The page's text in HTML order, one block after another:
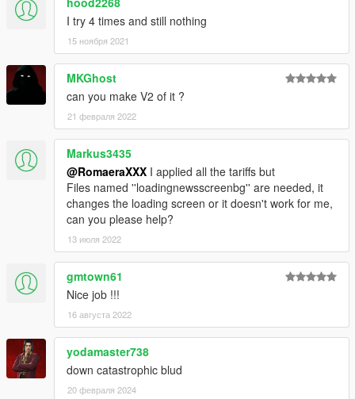
I try 4 times and still nothing
15 ноября 2021
MKGhost
can you make V2 of it ?
21 февраля 2022
Markus3435
@RomaeraXXX I applied all the tariffs but
Files named ''loadingnewsscreenbg'' are needed, it
changes the loading screen or it doesn't work for me,
can you please help?
13 июля 2022
gmtown61
Nice job !!!
16 августа 2022
yodamaster738
down catastrophic blud
20 февраля 2024